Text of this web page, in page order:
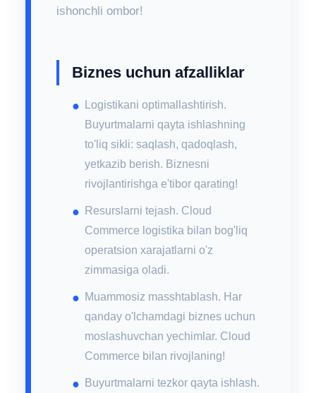
ishonchli ombor!
Biznes uchun afzalliklar
Logistikani optimallashtirish.
Buyurtmalarni qayta ishlashning
to'liq sikli: saqlash, qadoqlash,
yetkazib berish. Biznesni
rivojlantirishga e'tibor qarating!
Resurslarni tejash. Cloud
Commerce logistika bilan bog'liq
operatsion xarajatlarni o'z
zimmasiga oladi.
Muammosiz masshtablash. Har
qanday o'lchamdagi biznes uchun
moslashuvchan yechimlar. Cloud
Commerce bilan rivojlaning!
Buyurtmalarni tezkor qayta ishlash.